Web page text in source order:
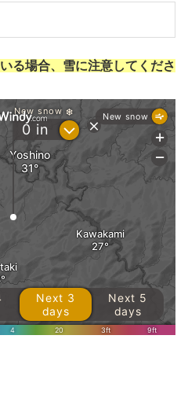
る場合、雪に注意してくださ